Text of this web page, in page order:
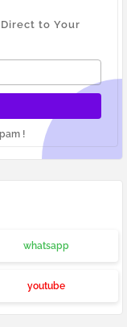
to Your
!
whatsapp
youtube